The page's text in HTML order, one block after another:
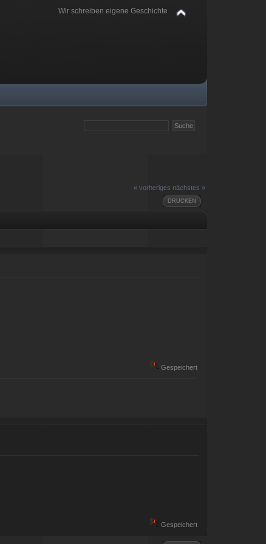
Wir schreiben eigene Geschichte
« vorheriges nächstes »
DRUCKEN
Gespeichert
Gespeichert